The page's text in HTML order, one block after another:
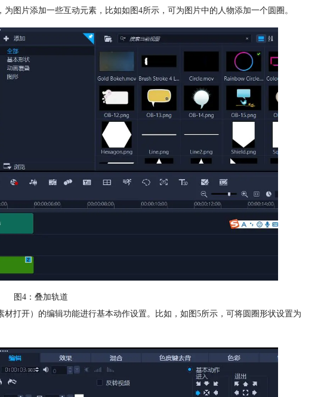
图片添加一些互动元素，比如如图4所示，可为图片中的人物添加一个圆圈。
图4：叠加轨道
打开）的编辑功能进行基本动作设置。比如，如图5所示，可将圆圈形状设置为